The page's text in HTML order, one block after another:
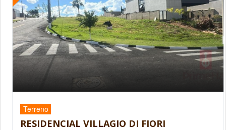
Terreno
RESIDENCIAL VILLAGIO DI FIORI